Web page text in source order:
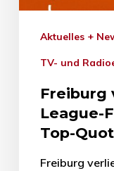
Aktuelles +
TV- und
Freiburg
League-
Top-
Freiburg